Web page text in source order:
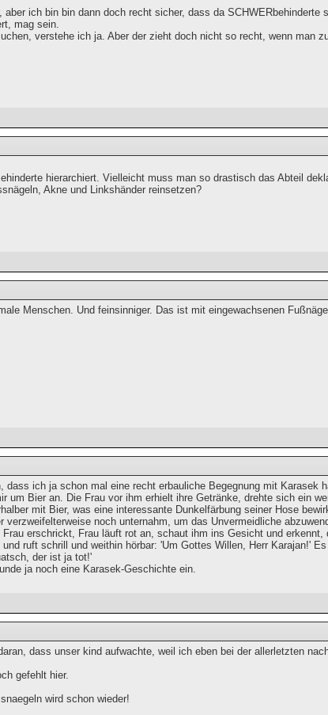
aber ich bin bin dann doch recht sicher, dass da SCHWERbehinderte
mag sein.
verstehe ich ja. Aber der zieht doch nicht so recht, wenn man
hierarchiert. Vielleicht muss man so drastisch das Abteil
Akne und Linkshänder reinsetzen?
Menschen. Und feinsinniger. Das ist mit eingewachsenen
ich ja schon mal eine recht erbauliche Begegnung mit Karasek
um Bier an. Die Frau vor ihm erhielt ihre Getränke, drehte sich ein
mit Bier, was eine interessante Dunkelfärbung seiner Hose
verzweifelterweise noch unternahm, um das Unvermeidliche
erschrickt, Frau läuft rot an, schaut ihm ins Gesicht und erkennt,
ruft schrill und weithin hörbar: 'Um Gottes Willen, Herr Karajan!'
der ist ja tot!'
ja noch eine Karasek-Geschichte ein.
dass unser kind aufwachte, weil ich eben bei der allerletzten
gefehlt hier.
wird schon wieder!